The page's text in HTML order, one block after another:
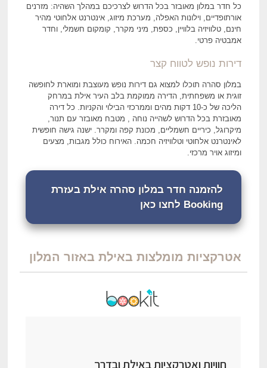
כל חדר במלון מאובזר בכל הדרוש לצרכיכם במהלך השהיה: מזרנים
אורתופדיים, וילונות האפלה, מערכת מיזוג, אינטרנט אלחוטי מהיר
חינם, טלוויזיה בלוויין, כספת, מיני מקרר, קומקום חשמלי, וחדר
אמבטיה פרטי.
דירות נופש לטווח קצר
במלון סהרה תוכלו למצוא גם דירות נופש מעוצבת ומוארת לחופשה
זוגית או משפחתית, הדירה ממוקמת בלב העיר אילת במרחק
הליכה של כ-10 דקות מהים וממרכזי הבילוי והקניות. כל דירה
מאובזרת בכל הדרוש לשהייה נוחה , מטבח מאובזר עם תנור,
מיקרוגל, כיריים חשמליים, מכונת קפה ומקרר. ישנה גישה חופשית
לאינטרנט אלחוטי וטלוויזיה חכמה. האירוח כולל מגבות, מצעים
ומיזוג אויר מרכזי.
להזמנה חדר במלון סהרה אילת בעזרת
Booking לחצו כאן
אטרקציות מומלצות באילת באזור המלון